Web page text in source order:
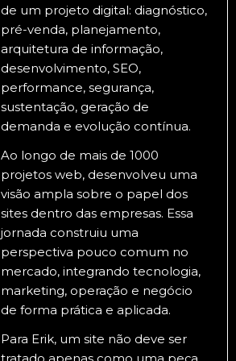
de um projeto digital: diagnóstico,
pré-venda, planejamento,
arquitetura de informação,
desenvolvimento, SEO,
performance, segurança,
sustentação, geração de
demanda e evolução contínua.
Ao longo de mais de 1000
projetos web, desenvolveu uma
visão ampla sobre o papel dos
sites dentro das empresas. Essa
jornada construiu uma
perspectiva pouco comum no
mercado, integrando tecnologia,
marketing, operação e negócio
de forma prática e aplicada.
Para Erik, um site não deve ser